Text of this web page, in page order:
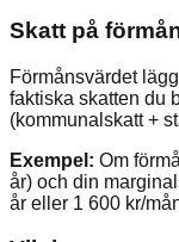
Skatt på
Förmånsvärdet
faktiska skatten du
(kommunalskatt +
Exempel: Om
år) och din
år eller 1 600 kr/